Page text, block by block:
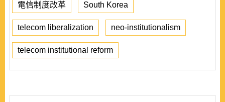
電信制度改革 South Korea
telecom liberalization neo-institutionalism
telecom institutional reform